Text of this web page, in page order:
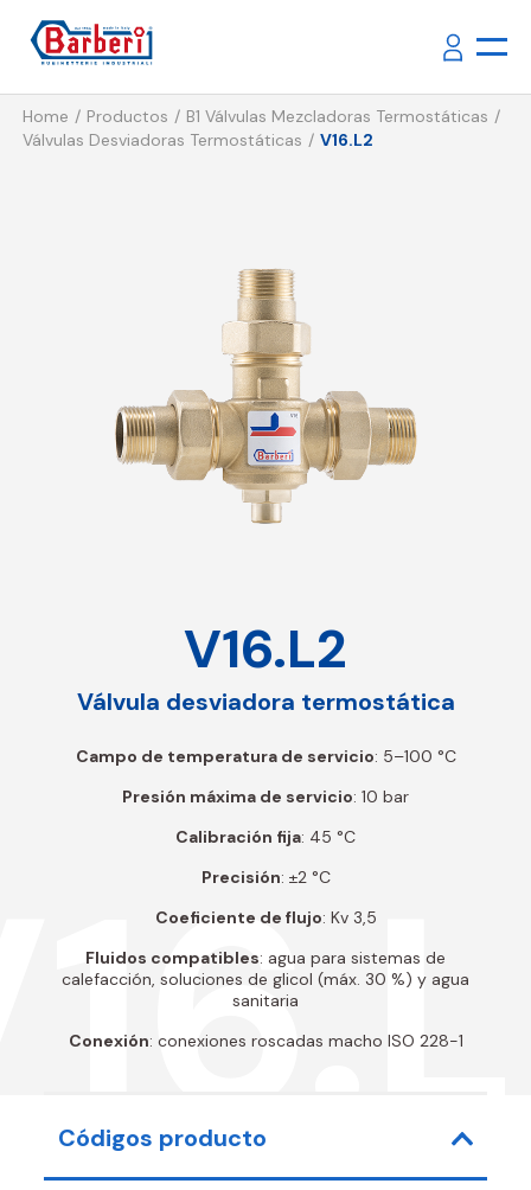
Home Productos
B1 Válvulas Mezcladoras Termostáticas
Válvulas Desviadoras Termostáticas
V16.L2
V16.L2
Válvula desviadora termostática
Campo de temperatura de servicio: 5–100 °C
Presión máxima de servicio: 10 bar
Calibración fija: 45 °C
Precisión: ±2 °C
Coeficiente de flujo: Kv 3,5
Fluidos compatibles: agua para sistemas de
calefacción, soluciones de glicol (máx. 30 %) y agua
sanitaria
Conexión: conexiones roscadas macho ISO 228-1
Códigos producto